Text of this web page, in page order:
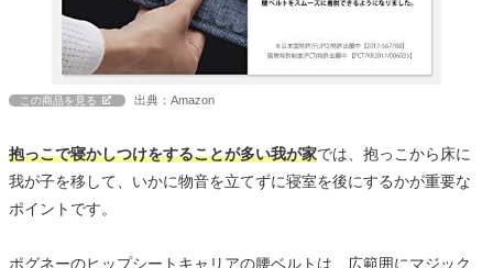
この商品を見る 出典：Amazon
抱っこで寝かしつけをすることが多い我が家では、抱っこから床に
我が子を移して、いかに物音を立てずに寝室を後にするかが重要な
ポイントです。
ポグネーのヒップシートキャリアの腰ベルトは、広範囲にマジック